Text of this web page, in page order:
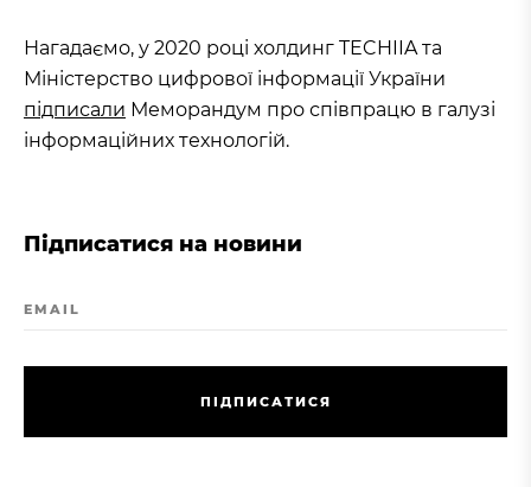
Нагадаємо, у 2020 році холдинг TECHIIA та
Міністерство цифрової інформації України
підписали Меморандум про співпрацю в галузі
інформаційних технологій.
Підписатися на новини
EMAIL
П І ДП ИСАТИСЯ